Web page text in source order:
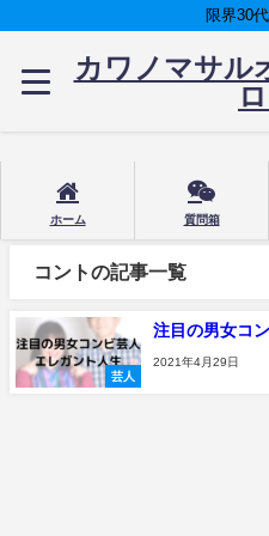
限界30
カワノマサル
ホーム 質問箱
コントの記事一覧
芸人
注目の男女コ
2021年4月29日